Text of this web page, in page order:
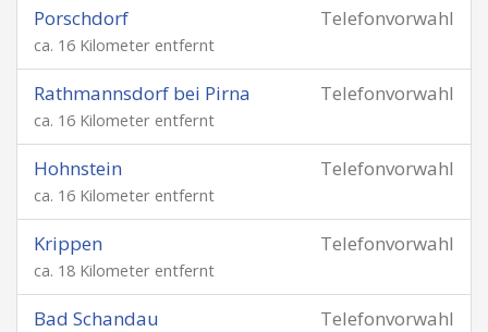
Telefonvorwahl
Porschdorf
ca. 16 Kilometer entfernt
Telefonvorwahl
Rathmannsdorf bei Pirna
ca. 16 Kilometer entfernt
Telefonvorwahl
Hohnstein
ca. 16 Kilometer entfernt
Telefonvorwahl
Krippen
ca. 18 Kilometer entfernt
Telefonvorwahl
Bad Schandau